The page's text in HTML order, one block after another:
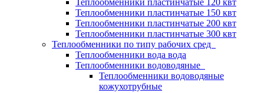
Теплообменники пластинчатые 120 квт
Теплообменники пластинчатые 150 квт
Теплообменники пластинчатые 200 квт
Теплообменники пластинчатые 300 квт
Теплообменники по типу рабочих сред
Теплообменники вода вода
Теплообменники водоводяные
Теплообменники водоводяные
кожухотрубные